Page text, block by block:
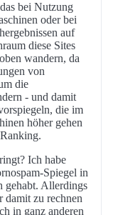
bei Nutzung
oder bei
auf
diese Sites
wandern, da
von
die
- und damit
die im
höher gehen
Ich habe
Spiegel in
gehabt. Allerdings
damit zu rechnen
in ganz anderen